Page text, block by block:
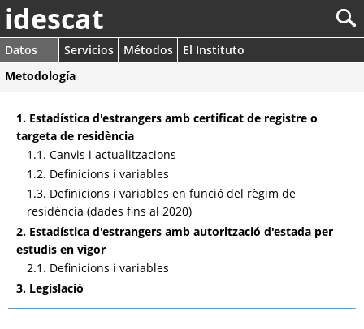
idescat
Datos Servicios Métodos
El Instituto
Metodología
1. Estadística d'estrangers amb certificat de registre o
targeta de residència
1.1. Canvis i actualitzacions
1.2. Definicions i variables
1.3. Definicions i variables en funció del règim de
residència (dades fins al 2020)
2. Estadística d'estrangers amb autorització d'estada per
estudis en vigor
2.1. Definicions i variables
3. Legislació